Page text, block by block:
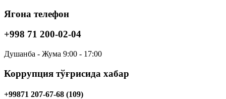
Ягона телефон
+998 71 200-02-04
Душанба - Жума 9:00 - 17:00
Коррупция тўғрисида хабар
+99871 207-67-68 (109)